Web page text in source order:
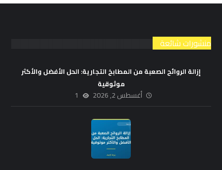
منشورات شائعة
إزالة الروائح الصعبة من المطابخ التجارية: الحل الأفضل والأكثر
موثوقية
أغسطس 2, 2026 1